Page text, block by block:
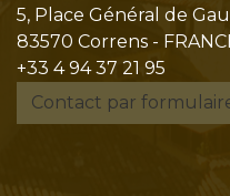
5, Place Général de
83570 Correns -
+33 4 94 37 21 95
Contact par